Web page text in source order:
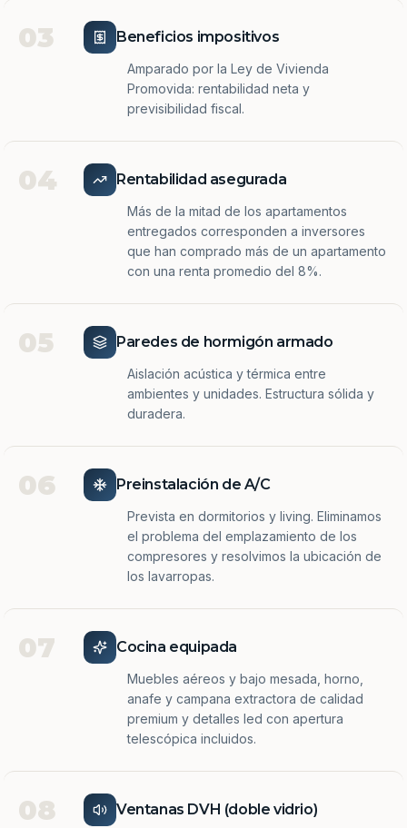
03 Beneficios impositivos
Amparado por la Ley de Vivienda
Promovida: rentabilidad neta y
previsibilidad fiscal.
04 Rentabilidad asegurada
Más de la mitad de los apartamentos
entregados corresponden a inversores
que han comprado más de un apartamento
con una renta promedio del 8%.
05 Paredes de hormigón armado
Aislación acústica y térmica entre
ambientes y unidades. Estructura sólida y
duradera.
06 Preinstalación de A/C
Prevista en dormitorios y living. Eliminamos
el problema del emplazamiento de los
compresores y resolvimos la ubicación de
los lavarropas.
07 Cocina equipada
Muebles aéreos y bajo mesada, horno,
anafe y campana extractora de calidad
premium y detalles led con apertura
telescópica incluidos.
08 Ventanas DVH (doble vidrio)